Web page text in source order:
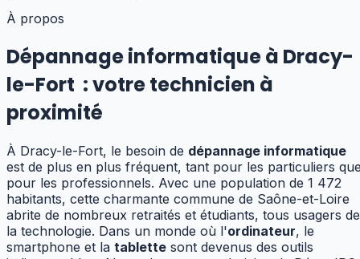
À propos
Dépannage informatique à Dracy-
le-Fort :votre technicien à
proximité
À Dracy-le-Fort, le besoin de dépannage informatique
est de plus en plus fréquent, tant pour les particuliers
pour les professionnels. Avec une population de 1 472
habitants, cette charmante commune de Saône-et-Loire
abrite de nombreux retraités et étudiants, tous usagers de
la technologie. Dans un monde où l'ordinateur, le
smartphone et la tablette sont devenus des outils